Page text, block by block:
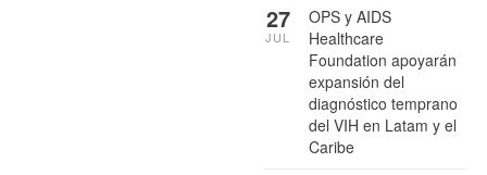
OPS y AIDS
Healthcare
Foundation apoyarán
expansión del
diagnóstico temprano
del VIH en Latam y el
Caribe
27
JUL